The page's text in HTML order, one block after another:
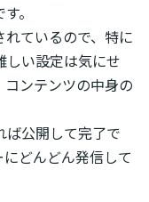
。
ているので、特に
しい設定は気にせ
ンテンツの中身の
ば公開して完了で
どんどん発信して